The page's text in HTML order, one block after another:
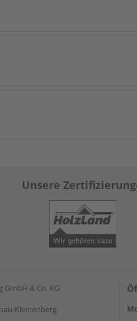
Unsere
GmbH & Co. KG
Kleinenberg